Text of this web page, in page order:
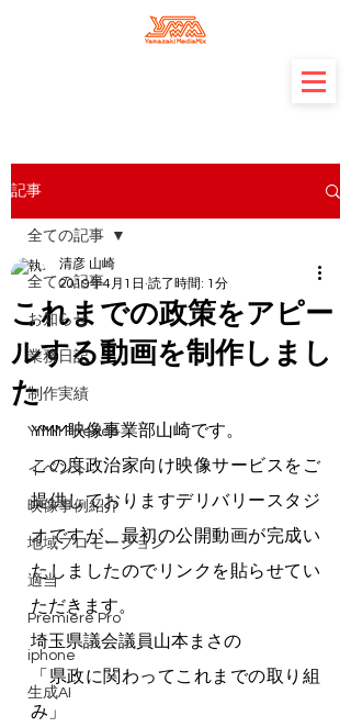
記事
全ての記事
お知らせ
業務日記
制作実績
YMM Friends
イベント
映像事例紹介
地域プロモーション
適当
Premiere Pro
iphone
生成AI
全ての記事
これまでの政策をアピー
ルする動画を制作しまし
た
清彦 山崎
2019年4月1日 読了時間: 1分
YMM映像事業部山崎です。
この度政治家向け映像サービスをご
提供しておりますデリバリースタジ
オですが、最初の公開動画が完成い
たしましたのでリンクを貼らせてい
ただきます。
埼玉県議会議員山本まさの
「県政に関わってこれまでの取り組
み」